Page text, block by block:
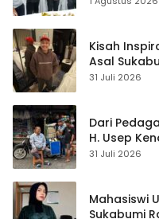
Kisah
Asal
Streaming
31 Juli 2026
Dari
H. Usep
Cisaat
31 Juli 2026
Mahasiswi
Sukabumi